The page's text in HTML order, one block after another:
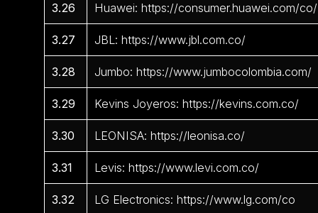
3.26 Huawei: https://consumer.huawei.com/co/
3.27 JBL: https://www.jbl.com.co/
3.28 Jumbo: https://www.jumbocolombia.com/
3.29 Kevins Joyeros: https://kevins.com.co/
3.30 LEONISA: https://leonisa.co/
3.31 Levis: https://www.levi.com.co/
3.32 LG Electronics: https://www.lg.com/co